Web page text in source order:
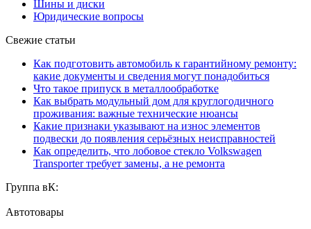
Шины и диски
Юридические вопросы
Свежие статьи
Как подготовить автомобиль к гарантийному ремонту:
какие документы и сведения могут понадобиться
Что такое припуск в металлообработке
Как выбрать модульный дом для круглогодичного
проживания: важные технические нюансы
Какие признаки указывают на износ элементов
подвески до появления серьёзных неисправностей
Как определить, что лобовое стекло Volkswagen
Transporter требует замены, а не ремонта
Группа вК:
Автотовары